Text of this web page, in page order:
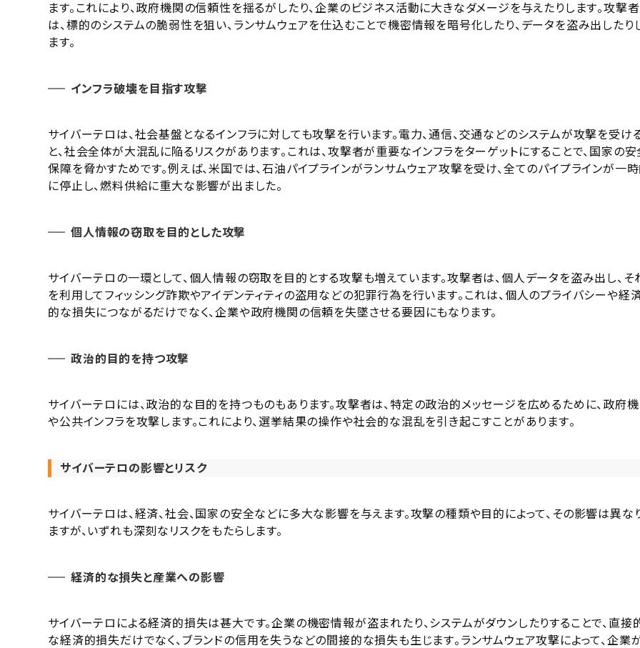
ます。これにより、政府機関の信頼性を揺るがしたり、企業のビジネス活動に大きなダメージを与えたりします​​。攻撃者
は、標的のシステムの脆弱性を狙い、ランサムウェアを仕込むことで機密情報を暗号化したり、データを盗み出したり
ます。
インフラ破壊を目指す攻撃
サイバーテロは、社会基盤となるインフラに対しても攻撃を行います。電力、通信、交通などのシステムが攻撃を受け
と、社会全体が大混乱に陥るリスクがあります​​。これは、攻撃者が重要なインフラをターゲットにすることで、国家の安
保障を脅かすためです。例えば、米国では、石油パイプラインがランサムウェア攻撃を受け、全てのパイプラインが一
に停止し、燃料供給に重大な影響が出ました​​。
個人情報の窃取を目的とした攻撃
サイバーテロの一環として、個人情報の窃取を目的とする攻撃も増えています。攻撃者は、個人データを盗み出し、そ
を利用してフィッシング詐欺やアイデンティティの盗用などの犯罪行為を行います​​。これは、個人のプライバシーや経
的な損失につながるだけでなく、企業や政府機関の信頼を失墜させる要因にもなります。
政治的目的を持つ攻撃
サイバーテロには、政治的な目的を持つものもあります。攻撃者は、特定の政治的メッセージを広めるために、政府
や公共インフラを攻撃します。これにより、選挙結果の操作や社会的な混乱を引き起こすことがあります​​。
サイバーテロの影響とリスク
サイバーテロは、経済、社会、国家の安全などに多大な影響を与えます。攻撃の種類や目的によって、その影響は異な
ますが、いずれも深刻なリスクをもたらします。
経済的な損失と産業への影響
サイバーテロによる経済的損失は甚大です。企業の機密情報が盗まれたり、システムがダウンしたりすることで、直接
な経済的損失だけでなく、ブランドの信用を失うなどの間接的な損失も生じます​​。ランサムウェア攻撃によって、企業